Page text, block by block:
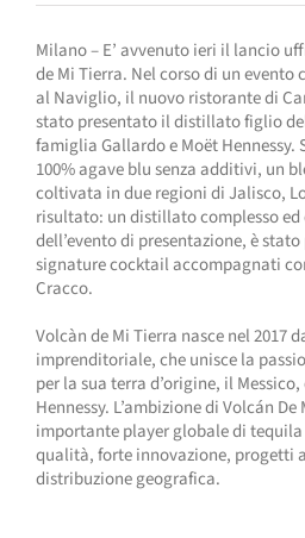
Milano – E’ avvenuto ieri il lancio
de Mi Tierra. Nel corso di un evento
al Naviglio, il nuovo ristorante di
stato presentato il distillato figlio
famiglia Gallardo e Moët
100% agave blu senza additivi, un
coltivata in due regioni di Jalisco,
risultato: un distillato complesso ed
dell’evento di presentazione, è
signature cocktail accompagnati
Cracco.
Volcàn de Mi Tierra nasce nel 2017
imprenditoriale, che unisce la
per la sua terra d’origine, il
Hennessy. L’ambizione di Volcán
importante player globale di
qualità, forte innovazione, progetti
distribuzione geografica.